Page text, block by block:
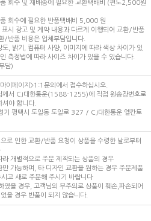
회수 및 재배송에 필요한 교환택배비 (편도2,500원
회수에 필요한 반품택배비 5,000 원
시 광고 및 계약 내용과 다르게 이행되어 교환/반품
/반품 비용은 업체부담입니다.
도, 밝기, 컴퓨터 사양, 이미지에 따라 색상 차이가 있
측정법에 따라 사이즈 차이가 있을 수 있습니다.
담)
이페이지>1:1문의에서 접수하십시오.
께서 CJ대한통운(1588-1255)에 직접 원송장번호로
셔야 합니다.
기 평택시 도일동 도일로 327 / CJ대한통운 엘칸토
로 인한 교환/반품 요청이 상품을 수령한 날로부터
라 개별적으로 주문 제작되는 상품의 경우
만 가능하며, 타 디자인 교환을 원하는 경우 주문제품
고 새로 주문해 주시기 바랍니다
였을 경우, 고객님의 부주의로 상품이 훼손,파손되어
을 경우 반품이 되지 않습니다.